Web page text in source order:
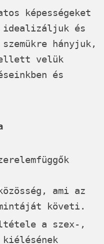
képességeket
idealizáljuk és
hányjuk,
velük
és
ami az
követi.
a szex-,